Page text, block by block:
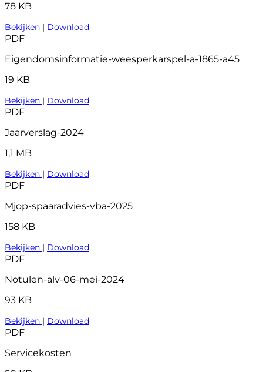
78 KB
Bekijken | Download
PDF
Eigendomsinformatie-weesperkarspel-a-1865-a45
19 KB
Bekijken | Download
PDF
Jaarverslag-2024
1,1 MB
Bekijken | Download
PDF
Mjop-spaaradvies-vba-2025
158 KB
Bekijken | Download
PDF
Notulen-alv-06-mei-2024
93 KB
Bekijken | Download
PDF
Servicekosten